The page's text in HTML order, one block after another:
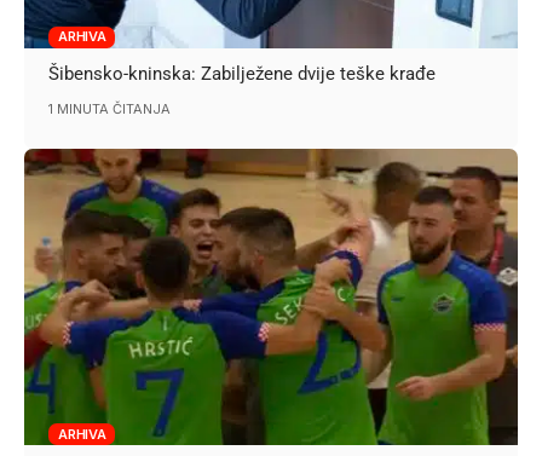
ARHIVA
Šibensko-kninska: Zabilježene dvije teške krađe
1 MINUTA ČITANJA
ARHIVA